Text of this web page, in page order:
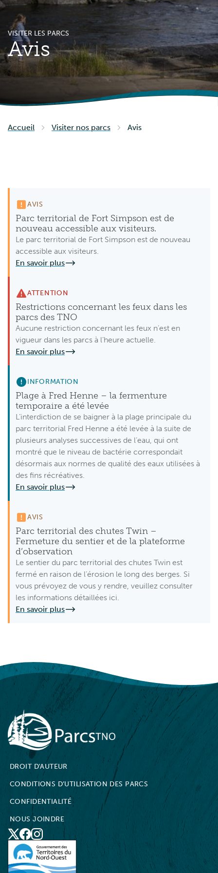
VISITER LES PARCS
Avis
Accueil Visiter nos parcs Avis
AVIS
Parc territorial de Fort Simpson est de
nouveau accessible aux visiteurs.
Le parc territorial de Fort Simpson est de nouveau
accessible aux visiteurs.
En savoir plus
ATTENTION
Restrictions concernant les feux dans les
parcs des TNO
Aucune restriction concernant les feux n’est en
vigueur dans les parcs à l’heure actuelle.
En savoir plus
INFORMATION
Plage à Fred Henne – la fermenture
temporaire a été levée
L’interdiction de se baigner à la plage principale du
parc territorial Fred Henne a été levée à la suite de
plusieurs analyses successives de l’eau, qui ont
montré que le niveau de bactérie correspondait
désormais aux normes de qualité des eaux utilisées à
des fins récréatives.
En savoir plus
AVIS
Parc territorial des chutes Twin –
Fermeture du sentier et de la plateforme
d’observation
Le sentier du parc territorial des chutes Twin est
fermé en raison de l’érosion le long des berges. Si
vous prévoyez de vous y rendre, veuillez consulter
les informations détaillées ici.
En savoir plus
NWT Parks
DROIT D'AUTEUR
CONDITIONS D’UTILISATION DES PARCS
CONFIDENTIALITÉ
NOUS JOINDRE
Social
Media
X Facebook
Instagram